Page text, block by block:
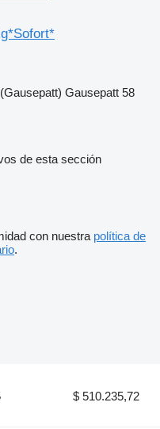
Gausepatt 58
de esta sección
con nuestra política de
.
$ 510.235,72